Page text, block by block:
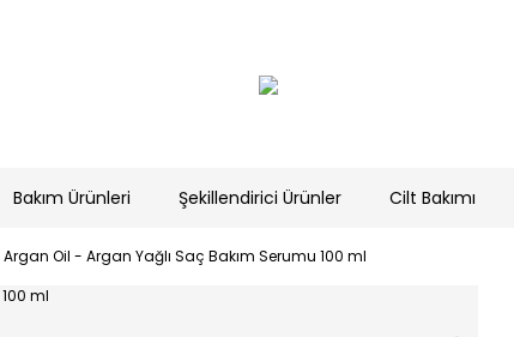
Bakım Ürünleri Şekillendirici Ürünler Cilt Bakımı
Oil - Argan Yağlı Saç Bakım Serumu 100 ml